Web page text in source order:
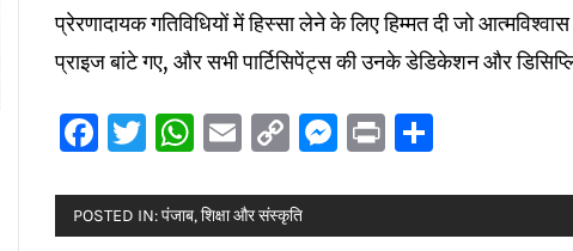
प्रेरणादायक गतिविधियों में हिस्सा लेने के लिए हिम्मत दी जो
प्राइज बांटे गए, और सभी पार्टिसिपेंट्स की उनके डेडिकेशन और
Facebook
Twitter
WhatsApp
Email
CopyMessenger
Print
POSTED IN:पंजाब,शिक्षा और संस्कृति